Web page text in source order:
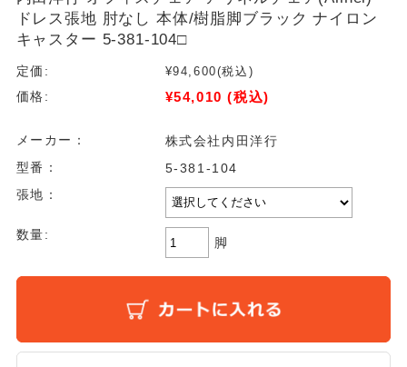
ドレス張地 肘なし 本体/樹脂脚ブラック ナイロン
キャスター 5-381-104□
定価: ¥94,600(税込)
価格:
¥54,010 (税込)
メーカー：
株式会社内田洋行
型番：
5-381-104
張地：
数量:
脚